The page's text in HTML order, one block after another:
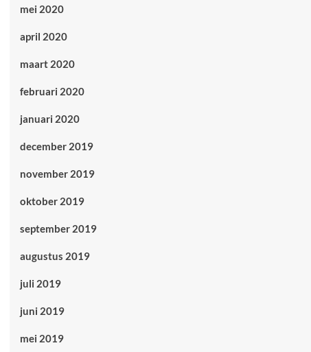
mei 2020
april 2020
maart 2020
februari 2020
januari 2020
december 2019
november 2019
oktober 2019
september 2019
augustus 2019
juli 2019
juni 2019
mei 2019